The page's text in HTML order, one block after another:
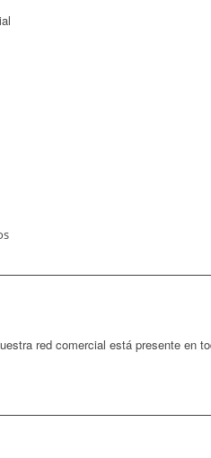
red comercial está presente en